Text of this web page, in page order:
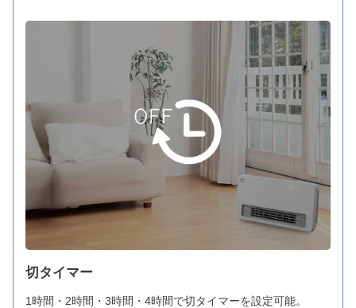
切タイマー
1時間・2時間・3時間・4時間で切タイマーを設定可能。